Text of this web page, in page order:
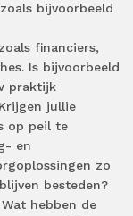
bijvoorbeeld
financiers,
Is bijvoorbeeld
praktijk
jullie
op peil te
en
zo
besteden?
hebben de